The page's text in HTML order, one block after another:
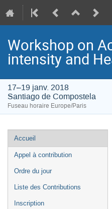
Workshop on
intensity and
17–19 janv. 2018
Santiago de Compostela
Fuseau horaire Europe/Paris
Menu
de
l'événement
Accueil
Appel à contribution
Ordre du jour
Liste des Contributions
Inscription